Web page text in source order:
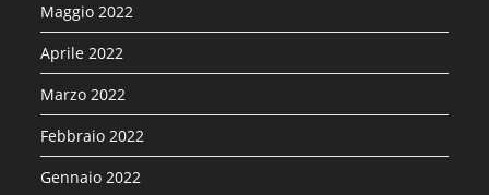
Maggio 2022
Aprile 2022
Marzo 2022
Febbraio 2022
Gennaio 2022